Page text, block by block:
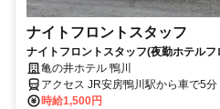
ナイトフロントスタッフ
ナイトフロントスタッフ(夜勤ホテル
勤可【正社員登用制度あり】
亀の井ホテル 鴨川
アクセス JR安房鴨川駅から車で5分
時給1,500円